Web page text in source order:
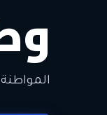
الحرية •